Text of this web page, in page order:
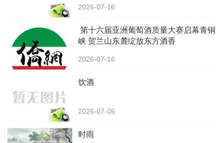
2026-07-16
第十六届亚洲葡萄酒质量大赛启幕青铜
峡 贺兰山东麓绽放东方酒香
2026-07-16
饮酒
2026-07-05
时雨